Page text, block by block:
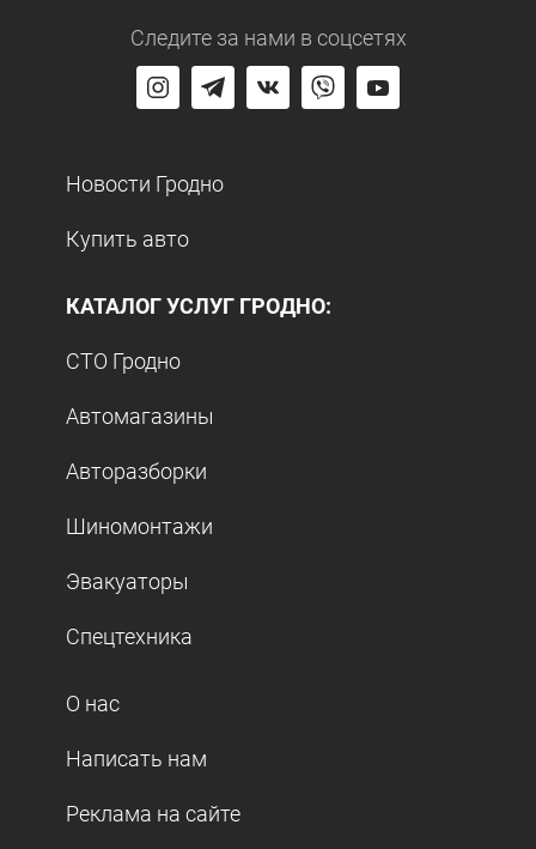
Следите за нами в соцсетях
Новости Гродно
Купить авто
КАТАЛОГ УСЛУГ ГРОДНО:
СТО Гродно
Автомагазины
Авторазборки
Шиномонтажи
Эвакуаторы
Спецтехника
О нас
Написать нам
Реклама на сайте